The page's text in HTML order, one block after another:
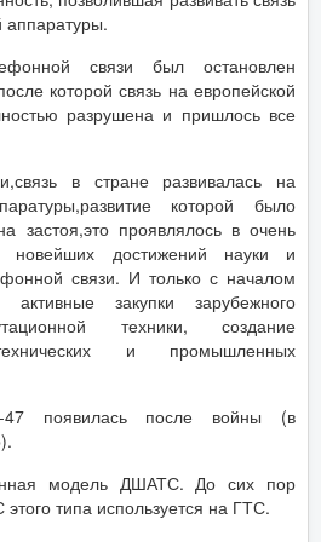
аппаратуры.
связи был остановлен
которой связь на европейской
разрушена и пришлось все
в стране развивалась на
которой было
застоя,это проявлялось в очень
новейших достижений науки и
связи. И только с началом
активные закупки зарубежного
техники, создание
и промышленных
появилась после войны (в
модель ДШАТС. До сих пор
типа используется на ГТС.